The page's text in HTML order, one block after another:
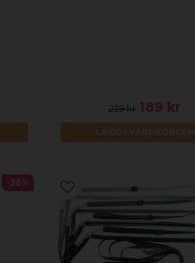
239 kr 189 kr
LÄGG I VARUKORGEN
-36%